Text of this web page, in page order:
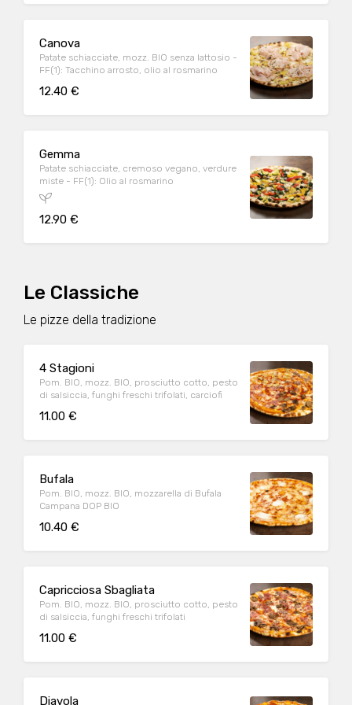
Canova
Patate schiacciate, mozz. BIO senza lattosio -
FF(1): Tacchino arrosto, olio al rosmarino
12.40 €
Gemma
Patate schiacciate, cremoso vegano, verdure
miste - FF(1): Olio al rosmarino
12.90 €
Le Classiche
Le pizze della tradizione
4 Stagioni
Pom. BIO, mozz. BIO, prosciutto cotto, pesto
di salsiccia, funghi freschi trifolati, carciofi
11.00 €
Bufala
Pom. BIO, mozz. BIO, mozzarella di Bufala
Campana DOP BIO
10.40 €
Capricciosa Sbagliata
Pom. BIO, mozz. BIO, prosciutto cotto, pesto
di salsiccia, funghi freschi trifolati
11.00 €
Diavola